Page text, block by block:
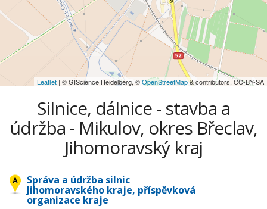
Leaflet | © GIScience Heidelberg, ©OpenStreetMap& contributors, CC-BY-SA
Silnice, dálnice - stavba a
údržba - Mikulov, okres Břeclav,
Jihomoravský kraj
Správa a údržba silnic
Jihomoravského kraje, příspěvková
organizace kraje